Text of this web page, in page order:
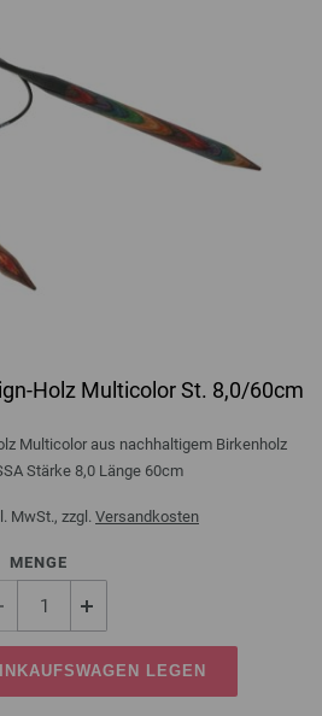
Holz Multicolor St. 8,0/60cm
Multicolor aus nachhaltigem Birkenholz
Stärke 8,0 Länge 60cm
MwSt., zzgl. Versandkosten
MENGE
LEGEN